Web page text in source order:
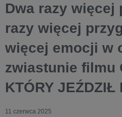
Dwa razy więcej
razy więcej
więcej emocji w
zwiastunie filmu
KTÓRY JEŹDZIŁ
11 czerwca 2025